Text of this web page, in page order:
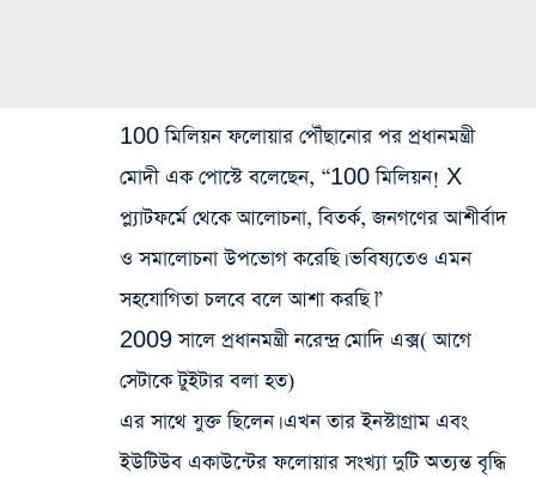
100 মিলিয়ন ফলোয়ার পৌঁছানোর পর প্রধানমন্ত্রী
মোদী এক পোস্টে বলেছেন, “100 মিলিয়ন! X
প্ল্যাটফর্মে থেকে আলোচনা, বিতর্ক, জনগণের আশীর্বাদ
ও সমালোচনা উপভোগ করেছি। ভবিষ্যতেও এমন
সহযোগিতা চলবে বলে আশা করছি।”
2009 সালে প্রধানমন্ত্রী নরেন্দ্র মোদি এক্স( আগে
সেটাকে টুইটার বলা হত)
এর সাথে যুক্ত ছিলেন। এখন তার ইনস্টাগ্রাম এবং
ইউটিউব একাউন্টের ফলোয়ার সংখ্যা দুটি অত্যন্ত বৃদ্ধি